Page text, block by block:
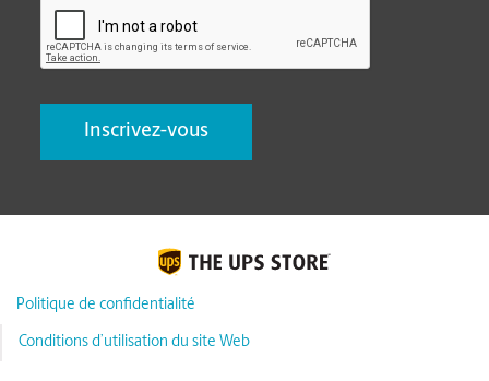
Politique de confidentialité
Conditions d’utilisation du site Web